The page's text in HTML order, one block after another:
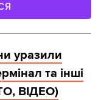
уразили
та інші
ВІДЕО)